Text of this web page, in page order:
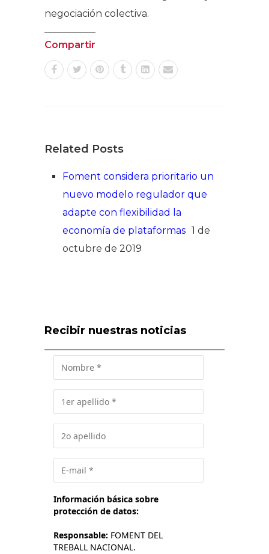
negociación colectiva.
Compartir
Related Posts
Foment considera prioritario un
nuevo modelo regulador que
adapte con flexibilidad la
economía de plataformas 1 de
octubre de 2019
Recibir nuestras noticias
Información básica sobre
protección de datos:
Responsable: FOMENT DEL
TREBALL NACIONAL.